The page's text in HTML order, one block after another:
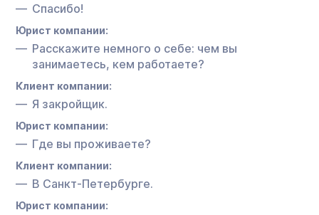
Спасибо!
Юрист компании:
Расскажите немного о себе: чем вы
занимаетесь, кем работаете?
Клиент компании:
Я закройщик.
Юрист компании:
Где вы проживаете?
Клиент компании:
В Санкт-Петербурге.
Юрист компании: